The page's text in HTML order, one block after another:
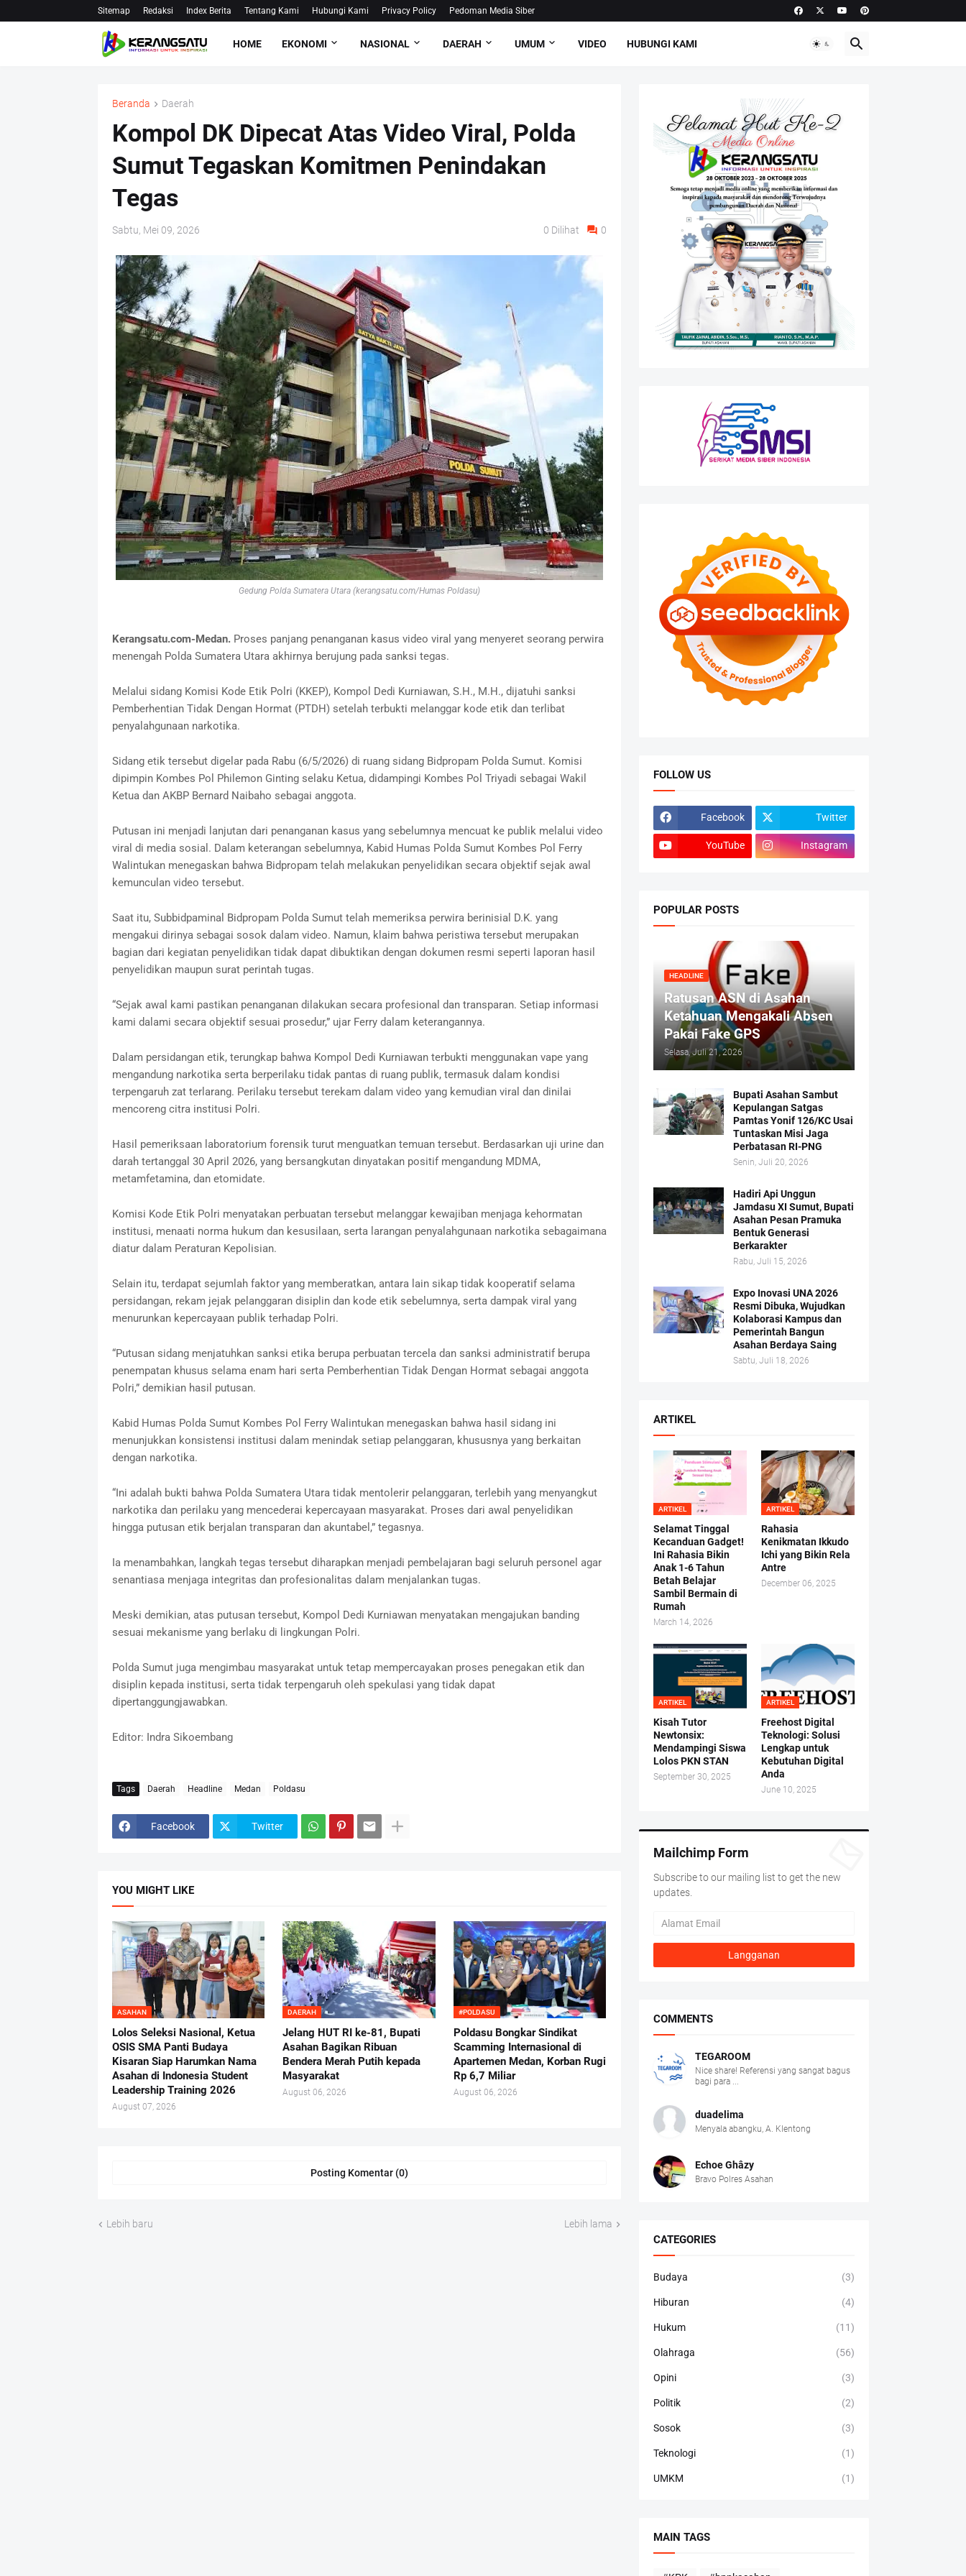
Sitemap Redaksi Index Berita Tentang Kami Hubungi Kami Privacy Policy Pedoman Media Siber
HOME EKONOMI NASIONAL DAERAH UMUM VIDEO HUBUNGI KAMI
Beranda Daerah
Kompol DK Dipecat Atas Video Viral, Polda
Sumut Tegaskan Komitmen Penindakan
Tegas
Sabtu, Mei 09, 2026 0 Dilihat 0
Gedung Polda Sumatera Utara (kerangsatu.com/Humas Poldasu)
Kerangsatu.com-Medan.Proses panjang penanganan kasus video viral yang menyeret seorang perwira
menengah Polda Sumatera Utara akhirnya berujung pada sanksi tegas.
Melalui sidang Komisi Kode Etik Polri (KKEP), Kompol Dedi Kurniawan, S.H., M.H., dijatuhi sanksi
Pemberhentian Tidak Dengan Hormat (PTDH) setelah terbukti melanggar kode etik dan terlibat
penyalahgunaan narkotika.
Sidang etik tersebut digelar pada Rabu (6/5/2026) di ruang sidang Bidpropam Polda Sumut. Komisi
dipimpin Kombes Pol Philemon Ginting selaku Ketua, didampingi Kombes Pol Triyadi sebagai Wakil
Ketua dan AKBP Bernard Naibaho sebagai anggota.
Putusan ini menjadi lanjutan dari penanganan kasus yang sebelumnya mencuat ke publik melalui video
viral di media sosial. Dalam keterangan sebelumnya, Kabid Humas Polda Sumut Kombes Pol Ferry
Walintukan menegaskan bahwa Bidpropam telah melakukan penyelidikan secara objektif sejak awal
kemunculan video tersebut.
Saat itu, Subbidpaminal Bidpropam Polda Sumut telah memeriksa perwira berinisial D.K. yang
mengakui dirinya sebagai sosok dalam video. Namun, klaim bahwa peristiwa tersebut merupakan
bagian dari kegiatan penyelidikan tidak dapat dibuktikan dengan dokumen resmi seperti laporan hasil
penyelidikan maupun surat perintah tugas.
“Sejak awal kami pastikan penanganan dilakukan secara profesional dan transparan. Setiap informasi
kami dalami secara objektif sesuai prosedur,” ujar Ferry dalam keterangannya.
Dalam persidangan etik, terungkap bahwa Kompol Dedi Kurniawan terbukti menggunakan vape yang
mengandung narkotika serta berperilaku tidak pantas di ruang publik, termasuk dalam kondisi
terpengaruh zat terlarang. Perilaku tersebut terekam dalam video yang kemudian viral dan dinilai
mencoreng citra institusi Polri.
Hasil pemeriksaan laboratorium forensik turut menguatkan temuan tersebut. Berdasarkan uji urine dan
darah tertanggal 30 April 2026, yang bersangkutan dinyatakan positif mengandung MDMA,
metamfetamina, dan etomidate.
Komisi Kode Etik Polri menyatakan perbuatan tersebut melanggar kewajiban menjaga kehormatan
institusi, menaati norma hukum dan kesusilaan, serta larangan penyalahgunaan narkotika sebagaimana
diatur dalam Peraturan Kepolisian.
Selain itu, terdapat sejumlah faktor yang memberatkan, antara lain sikap tidak kooperatif selama
persidangan, rekam jejak pelanggaran disiplin dan kode etik sebelumnya, serta dampak viral yang
menurunkan kepercayaan publik terhadap Polri.
“Putusan sidang menjatuhkan sanksi etika berupa perbuatan tercela dan sanksi administratif berupa
penempatan khusus selama enam hari serta Pemberhentian Tidak Dengan Hormat sebagai anggota
Polri,” demikian hasil putusan.
Kabid Humas Polda Sumut Kombes Pol Ferry Walintukan menegaskan bahwa hasil sidang ini
menunjukkan konsistensi institusi dalam menindak setiap pelanggaran, khususnya yang berkaitan
dengan narkotika.
“Ini adalah bukti bahwa Polda Sumatera Utara tidak mentolerir pelanggaran, terlebih yang menyangkut
narkotika dan perilaku yang mencederai kepercayaan masyarakat. Proses dari awal penyelidikan
hingga putusan etik berjalan transparan dan akuntabel,” tegasnya.
Ia menambahkan, langkah tegas tersebut diharapkan menjadi pembelajaran bagi seluruh personel agar
senantiasa menjaga integritas dan profesionalitas dalam menjalankan tugas.
Meski demikian, atas putusan tersebut, Kompol Dedi Kurniawan menyatakan mengajukan banding
sesuai mekanisme yang berlaku di lingkungan Polri.
Polda Sumut juga mengimbau masyarakat untuk tetap mempercayakan proses penegakan etik dan
disiplin kepada institusi, serta tidak terpengaruh oleh spekulasi yang tidak dapat
dipertanggungjawabkan.
Editor: Indra Sikoembang
Tags Daerah Headline Medan Poldasu
Facebook Twitter
YOU MIGHT LIKE
ASAHAN
Lolos Seleksi Nasional, Ketua
OSIS SMA Panti Budaya
Kisaran Siap Harumkan Nama
Asahan di Indonesia Student
Leadership Training 2026
August 07, 2026
DAERAH
Jelang HUT RI ke-81, Bupati
Asahan Bagikan Ribuan
Bendera Merah Putih kepada
Masyarakat
August 06, 2026
#POLDASU
Poldasu Bongkar Sindikat
Scamming Internasional di
Apartemen Medan, Korban Rugi
Rp 6,7 Miliar
August 06, 2026
Posting Komentar (0)
Lebih baru Lebih lama
FOLLOW US
Facebook Twitter
YouTube Instagram
POPULAR POSTS
HEADLINE
Ratusan ASN di Asahan
Ketahuan Mengakali Absen
Pakai Fake GPS
Selasa, Juli 21, 2026
Bupati Asahan Sambut
Kepulangan Satgas
Pamtas Yonif 126/KC Usai
Tuntaskan Misi Jaga
Perbatasan RI-PNG
Senin, Juli 20, 2026
Hadiri Api Unggun
Jamdasu XI Sumut, Bupati
Asahan Pesan Pramuka
Bentuk Generasi
Berkarakter
Rabu, Juli 15, 2026
Expo Inovasi UNA 2026
Resmi Dibuka, Wujudkan
Kolaborasi Kampus dan
Pemerintah Bangun
Asahan Berdaya Saing
Sabtu, Juli 18, 2026
ARTIKEL
ARTIKEL
Selamat Tinggal
Kecanduan Gadget!
Ini Rahasia Bikin
Anak 1-6 Tahun
Betah Belajar
Sambil Bermain di
Rumah
March 14, 2026
ARTIKEL
Rahasia
Kenikmatan Ikkudo
Ichi yang Bikin Rela
Antre
December 06, 2025
ARTIKEL
Kisah Tutor
Newtonsix:
Mendampingi Siswa
Lolos PKN STAN
September 30, 2025
ARTIKEL
Freehost Digital
Teknologi: Solusi
Lengkap untuk
Kebutuhan Digital
Anda
June 10, 2025
Mailchimp Form
Subscribe to our mailing list to get the new
updates.
COMMENTS
TEGAROOM
Nice share! Referensi yang sangat bagus
bagi para ...
duadelima
Menyala abangku, A. Klentong
Echoe Ghâzy
Bravo Polres Asahan
CATEGORIES
Budaya (3)
Hiburan (4)
Hukum (11)
Olahraga (56)
Opini (3)
Politik (2)
Sosok (3)
Teknologi (1)
UMKM (1)
MAIN TAGS